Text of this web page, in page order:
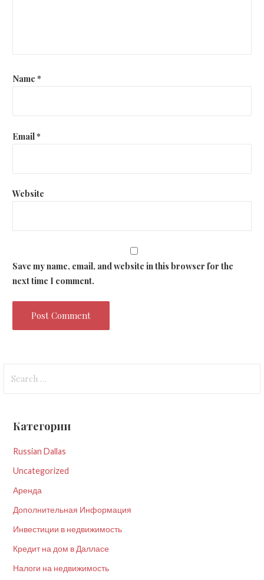
Name *
Email*
Website
Save my name, email, and website in this browser for the
next time I comment.
for:
Категории
Russian Dallas
Uncategorized
Аренда
Дополнительная Информация
Инвестиции в недвижимость
Кредит на дом в Далласе
Налоги на недвижимость